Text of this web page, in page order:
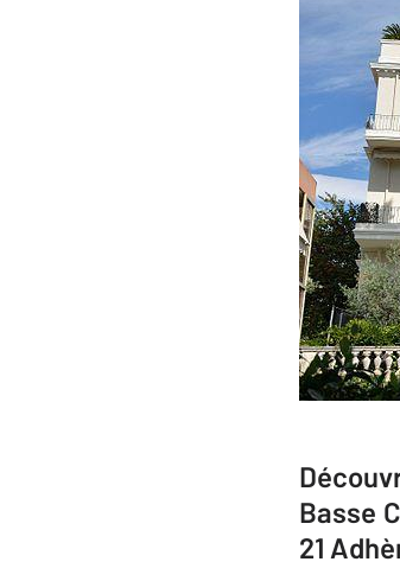
Basse
21